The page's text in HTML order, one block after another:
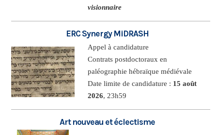
visionnaire
ERC Synergy MiDRASH
Appel à candidature
Contrats postdoctoraux en
paléographie hébraïque médiévale
Date limite de candidature : 15 août
2026, 23h59
Art nouveau et éclectisme